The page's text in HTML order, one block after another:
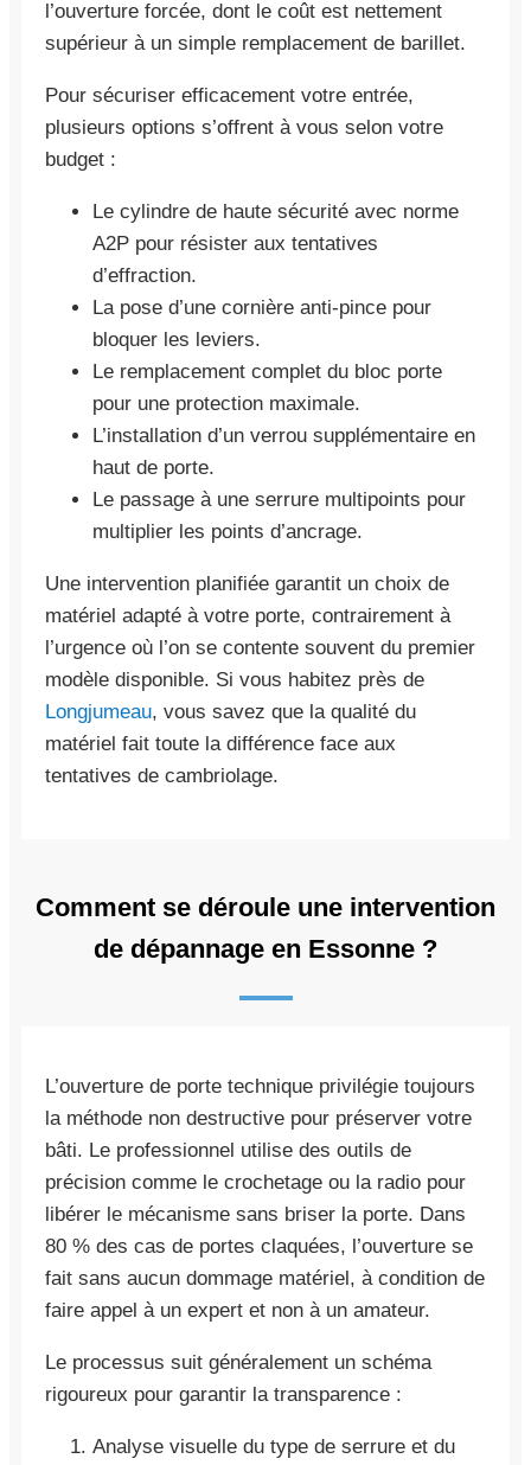
l’ouverture forcée, dont le coût est nettement
supérieur à un simple remplacement de barillet.
Pour sécuriser efficacement votre entrée,
plusieurs options s’offrent à vous selon votre
budget :
Le cylindre de haute sécurité avec norme
A2P pour résister aux tentatives
d’effraction.
La pose d’une cornière anti-pince pour
bloquer les leviers.
Le remplacement complet du bloc porte
pour une protection maximale.
L’installation d’un verrou supplémentaire en
haut de porte.
Le passage à une serrure multipoints pour
multiplier les points d’ancrage.
Une intervention planifiée garantit un choix de
matériel adapté à votre porte, contrairement à
l’urgence où l’on se contente souvent du premier
modèle disponible. Si vous habitez près de
Longjumeau, vous savez que la qualité du
matériel fait toute la différence face aux
tentatives de cambriolage.
Comment se déroule une intervention
de dépannage en Essonne ?
L’ouverture de porte technique privilégie toujours
la méthode non destructive pour préserver votre
bâti. Le professionnel utilise des outils de
précision comme le crochetage ou la radio pour
libérer le mécanisme sans briser la porte. Dans
80 % des cas de portes claquées, l’ouverture se
fait sans aucun dommage matériel, à condition de
faire appel à un expert et non à un amateur.
Le processus suit généralement un schéma
rigoureux pour garantir la transparence :
Analyse visuelle du type de serrure et du